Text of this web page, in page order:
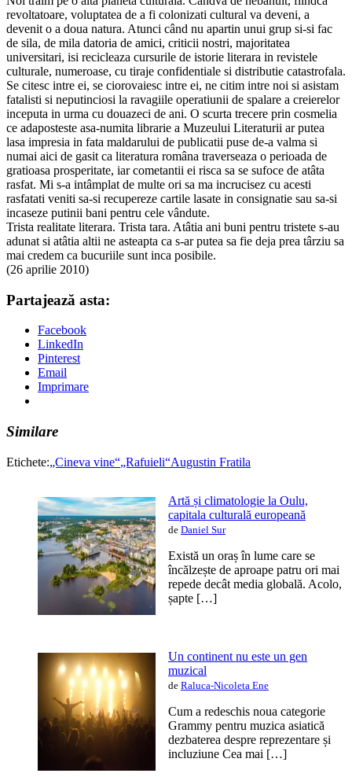
revoltatoare, voluptatea de a fi colonizati cultural va deveni, a
devenit o a doua natura. Atunci când nu apartin unui grup si-si fac
de sila, de mila datoria de amici, criticii nostri, majoritatea
universitari, isi recicleaza cursurile de istorie literara in revistele
culturale, numeroase, cu tiraje confidentiale si distributie catastrofala.
Se citesc intre ei, se ciorovaiesc intre ei, ne citim intre noi si asistam
fatalisti si neputinciosi la ravagiile operatiunii de spalare a creierelor
inceputa in urma cu douazeci de ani. O scurta trecere prin cosmelia
ce adaposteste asa-numita librarie a Muzeului Literaturii ar putea
lasa impresia in fata maldarului de publicatii puse de-a valma si
numai aici de gasit ca literatura româna traverseaza o perioada de
gratioasa prosperitate, iar cometantii ei risca sa se sufoce de atâta
rasfat. Mi s-a intâmplat de multe ori sa ma incrucisez cu acesti
rasfatati veniti sa-si recupereze cartile lasate in consignatie sau sa-si
incaseze putinii bani pentru cele vândute.
Trista realitate literara. Trista tara. Atâtia ani buni pentru tristete s-au
adunat si atâtia altii ne asteapta ca s-ar putea sa fie deja prea târziu sa
mai credem ca bucuriile sunt inca posibile.
(26 aprilie 2010)
Partajează asta:
Facebook
LinkedIn
Pinterest
Email
Imprimare
Similare
Etichete:„Cineva vine“„Rafuieli“Augustin Fratila
Artă și climatologie la Oulu,
capitala culturală europeană
de Daniel Sur
Există un oraș în lume care se
încălzește de aproape patru ori mai
repede decât media globală. Acolo,
șapte […]
Un continent nu este un gen
muzical
de Raluca-Nicoleta Ene
Cum a redeschis noua categorie
Grammy pentru muzica asiatică
dezbaterea despre reprezentare și
incluziune Cea mai […]